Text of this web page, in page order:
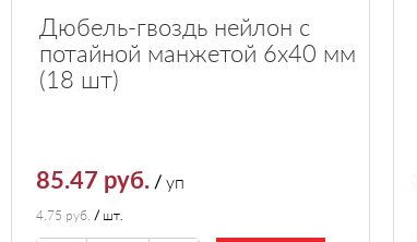
Дюбель-гвоздь нейлон с
потайной манжетой 6х40 мм
(18 шт)
85.47 руб. /уп
4.75 руб. / шт.